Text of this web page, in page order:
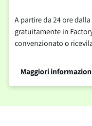
A partire da 24 ore
gratuitamente in
convenzionato o
Maggiori